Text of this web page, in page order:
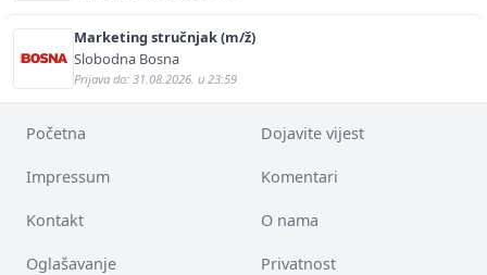
Marketing stručnjak (m/ž)
Slobodna Bosna
Prijava do: 31.08.2026. u 23:59
Početna Dojavite vijest
Impressum Komentari
Kontakt O nama
Oglašavanje Privatnost